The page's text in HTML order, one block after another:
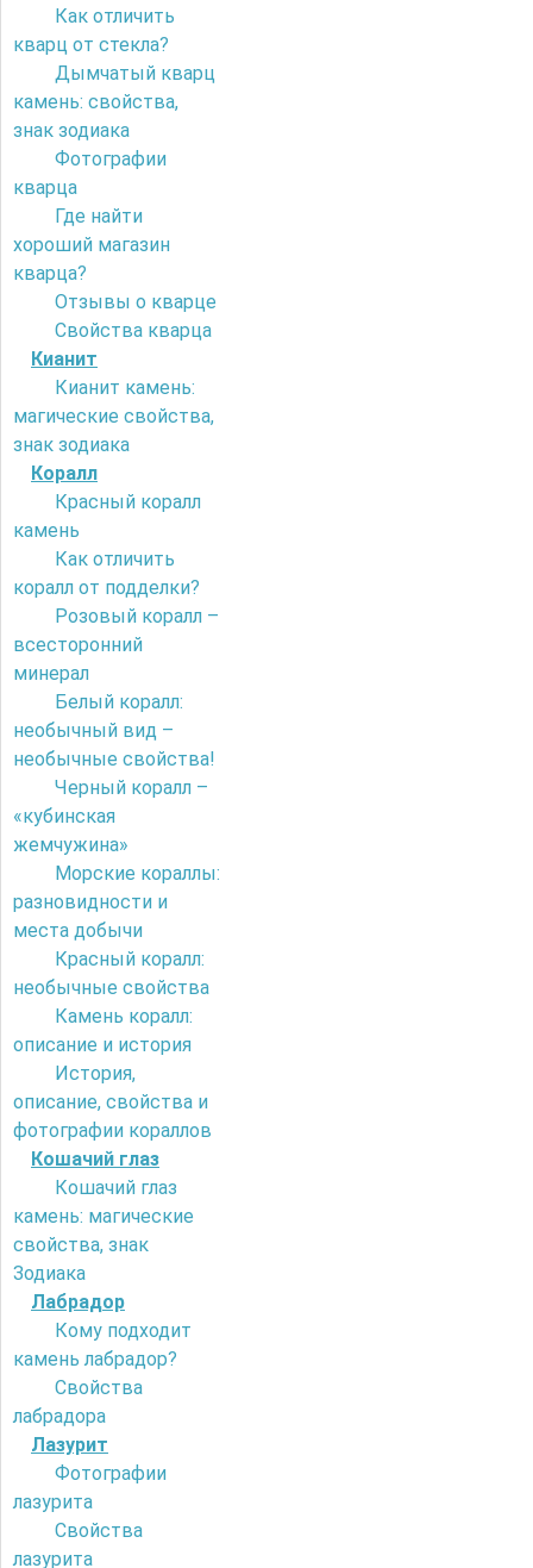
Как отличить
кварц от стекла?
Дымчатый кварц
камень: свойства,
знак зодиака
Фотографии
кварца
Где найти
хороший магазин
кварца?
Отзывы о кварце
Свойства кварца
Кианит
Кианит камень:
магические свойства,
знак зодиака
Коралл
Красный коралл
камень
Как отличить
коралл от подделки?
Розовый коралл –
всесторонний
минерал
Белый коралл:
необычный вид –
необычные свойства!
Черный коралл –
«кубинская
жемчужина»
Морские кораллы:
разновидности и
места добычи
Красный коралл:
необычные свойства
Камень коралл:
описание и история
История,
описание, свойства и
фотографии кораллов
Кошачий глаз
Кошачий глаз
камень: магические
свойства, знак
Зодиака
Лабрадор
Кому подходит
камень лабрадор?
Свойства
лабрадора
Лазурит
Фотографии
лазурита
Свойства
лазурита